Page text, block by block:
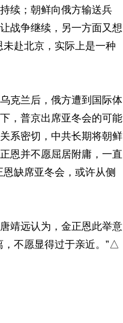
续；朝鲜向俄方输送兵
战争继续，另一方面又想
赴北京，实际上是一种
克兰后，俄方遭到国际体
，普京出席亚冬会的可能
系密切，中共长期将朝鲜
恩并不愿屈居附庸，一直
缺席亚冬会，或许从侧
靖远认为，金正恩此举意
，不愿显得过于亲近。”△